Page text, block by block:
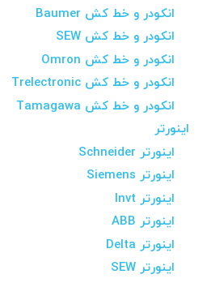
انکودر و خط کش Baumer
انکودر و خط کش SEW
انکودر و خط کش Omron
انکودر و خط کش Trelectronic
انکودر و خط کش Tamagawa
اینورتر
اینورتر Schneider
اینورتر Siemens
اینورتر Invt
اینورتر ABB
اینورتر Delta
اینورتر SEW